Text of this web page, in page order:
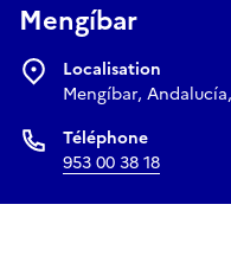
Mengíbar
Localisation
Mengíbar,
Téléphone
953 00 38 18